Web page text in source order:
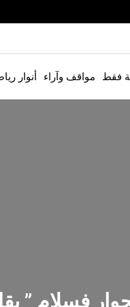
فقط مواقف وآراء أنوار
فسلام ”